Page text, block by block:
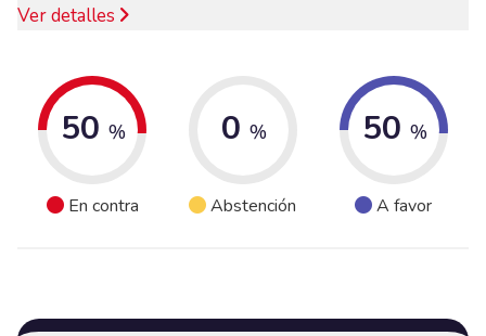
Ver detalles
50 %
En contra
0 %
Abstención
50 %
A favor